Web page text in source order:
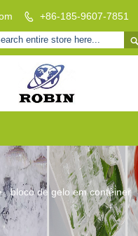
 +86-185-9607-7851

bloco de gelo em contêiner